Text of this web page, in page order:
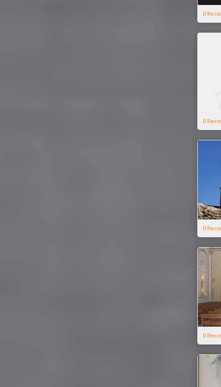
0
0
0
0